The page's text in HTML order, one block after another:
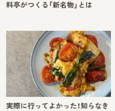
料亭がつくる「新名物」とは
実際に行ってよかった！知らなき